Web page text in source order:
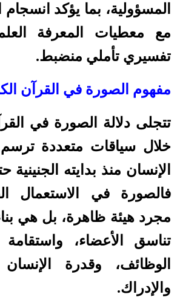
المسؤولية، بما يؤكد انسجام
مع معطيات المعرفة
تفسيري تأملي منضبط.
مفهوم الصورة في القرآن
تتجلى دلالة الصورة في
خلال سياقات متعددة
الإنسان منذ بدايته
فالصورة في الاستعمال
مجرد هيئة ظاهرة، بل هي
تناسق الأعضاء، واستقامة
الوظائف، وقدرة
والإدراك.